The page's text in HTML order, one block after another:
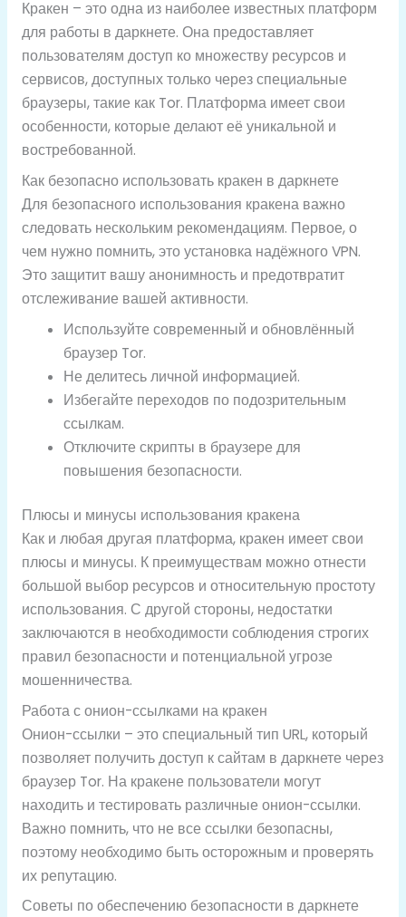
Кракен – это одна из наиболее известных платформ
для работы в даркнете. Она предоставляет
пользователям доступ ко множеству ресурсов и
сервисов, доступных только через специальные
браузеры, такие как Tor. Платформа имеет свои
особенности, которые делают её уникальной и
востребованной.
Как безопасно использовать кракен в даркнете
Для безопасного использования кракена важно
следовать нескольким рекомендациям. Первое, о
чем нужно помнить, это установка надёжного VPN.
Это защитит вашу анонимность и предотвратит
отслеживание вашей активности.
Используйте современный и обновлённый
браузер Tor.
Не делитесь личной информацией.
Избегайте переходов по подозрительным
ссылкам.
Отключите скрипты в браузере для
повышения безопасности.
Плюсы и минусы использования кракена
Как и любая другая платформа, кракен имеет свои
плюсы и минусы. К преимуществам можно отнести
большой выбор ресурсов и относительную простоту
использования. С другой стороны, недостатки
заключаются в необходимости соблюдения строгих
правил безопасности и потенциальной угрозе
мошенничества.
Работа с онион-ссылками на кракен
Онион-ссылки – это специальный тип URL, который
позволяет получить доступ к сайтам в даркнете через
браузер Tor. На кракене пользователи могут
находить и тестировать различные онион-ссылки.
Важно помнить, что не все ссылки безопасны,
поэтому необходимо быть осторожным и проверять
их репутацию.
Советы по обеспечению безопасности в даркнете